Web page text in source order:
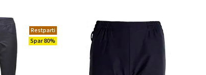
Restparti
Spar 80%